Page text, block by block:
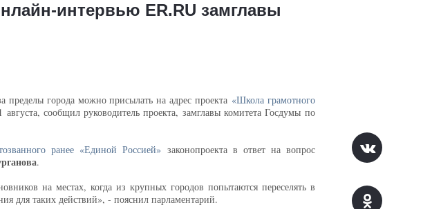
интервью ER.RU замглавы
пределы города можно присылать на адрес проекта «Школа грамотного
сообщил руководитель проекта, замглавы комитета Госдумы по
ранее «Единой Россией» законопроекта в ответ на вопрос
.
на местах, когда из крупных городов попытаются переселять в
для таких действий», - пояснил парламентарий.